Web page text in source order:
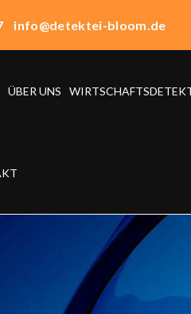
info@detektei-bloom.de
ÜBER UNS